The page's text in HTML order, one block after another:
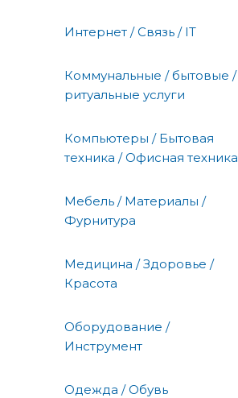
Интернет / Связь / IT
Коммунальные / бытовые /
ритуальные услуги
Компьютеры / Бытовая
техника / Офисная техника
Мебель / Материалы /
Фурнитура
Медицина / Здоровье /
Красота
Оборудование /
Инструмент
Одежда / Обувь